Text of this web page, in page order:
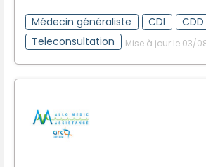
Médecin généraliste CDI
CDD
Teleconsultation
Mise à jour le 03/